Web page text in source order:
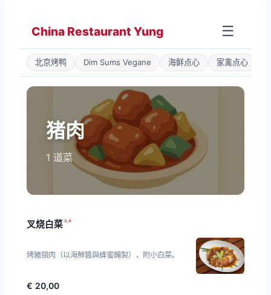
springen
China Restaurant Yung ☰
北京烤鸭 Dim Sums Vegane 海鲜点心 家禽点心
猪肉
1 道菜
叉烧白菜²·⁴
烤豬頸肉（以海鮮醬與蜂蜜醃製），附小白菜。
€ 20,00